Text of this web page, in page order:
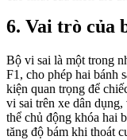
Vai trò của
Bộ vi sai là một trong
F1, cho phép hai bánh
kiện quan trọng để
vi sai trên xe dân
thể chủ động khóa hai
tăng độ bám khi thoát